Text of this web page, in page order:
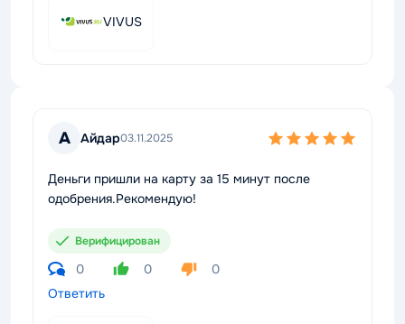
VIVUS
А Айдар03.11.2025
Деньги пришли на карту за 15 минут после
одобрения.Рекомендую!
Верифицирован
0 0
0
Ответить